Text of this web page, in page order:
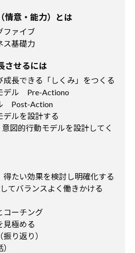
情意・能力）とは
ァイブ
基礎力
させるには
成長できる「しくみ」をつくる
デル Pre-Actiono
Post-Action
デルを設計する
意図的行動モデルを設計してく
得たい効果を検討し明確化する
てバランスよく働きかける
コーチング
見極める
り返り）